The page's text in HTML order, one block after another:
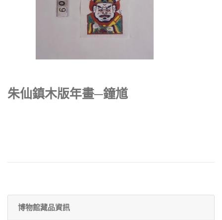
朱仙鎮木版年畫─鐘馗
博物館藏品資訊